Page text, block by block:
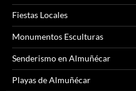
Fiestas Locales
Monumentos Esculturas
Senderismo en Almuñécar
Playas de Almuñécar